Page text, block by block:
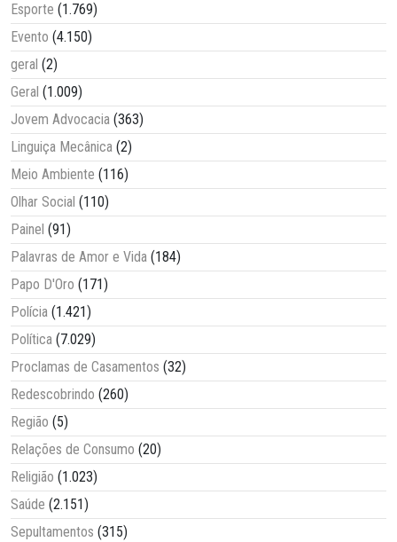
Esporte (1.769)
Evento (4.150)
geral (2)
Geral (1.009)
Jovem Advocacia (363)
Linguiça Mecânica (2)
Meio Ambiente (116)
Olhar Social (110)
Painel (91)
Palavras de Amor e Vida (184)
Papo D'Oro (171)
Polícia (1.421)
Política (7.029)
Proclamas de Casamentos (32)
Redescobrindo (260)
Região (5)
Relações de Consumo (20)
Religião (1.023)
Saúde (2.151)
Sepultamentos (315)